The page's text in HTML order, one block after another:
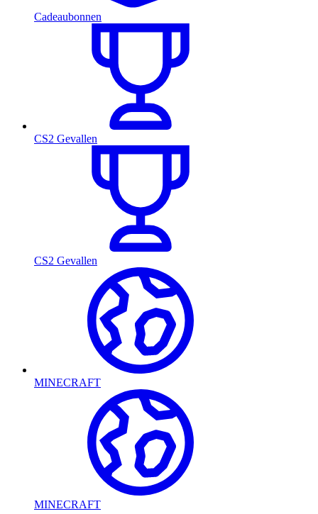
Cadeaubonnen
CS2 Gevallen
CS2 Gevallen
MINECRAFT
MINECRAFT